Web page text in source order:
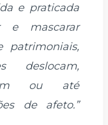
e praticada
e mascarar
patrimoniais,
deslocam,
ou até
de afeto.”